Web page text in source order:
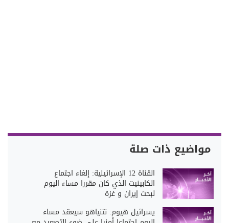
مواضيع ذات صلة
القناة 12 الإسرائيلية: إلغاء اجتماع
الكابينيت الذي كان مقررا مساء اليوم
لبحث إيران و غزة
يسرائيل هيوم: نتنياهو سيعقد مساء